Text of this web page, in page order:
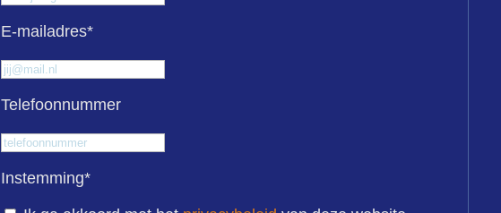
E-mailadres*
Telefoonnummer
Instemming*